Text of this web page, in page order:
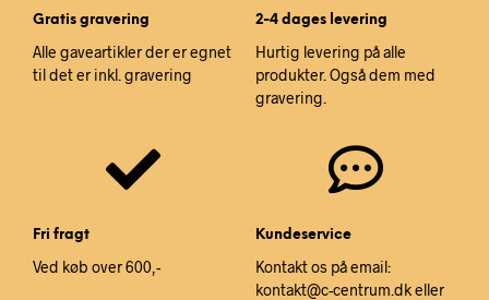
Gratis gravering
Alle gaveartikler der er egnet
til det er inkl. gravering
2-4 dages levering
Hurtig levering på alle
produkter. Også dem med
gravering.
Fri fragt
Ved køb over 600,-
Kundeservice
Kontakt os på email:
kontakt@c-centrum.dk eller